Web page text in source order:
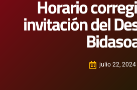
Horario
invitación del
julio 22, 2024